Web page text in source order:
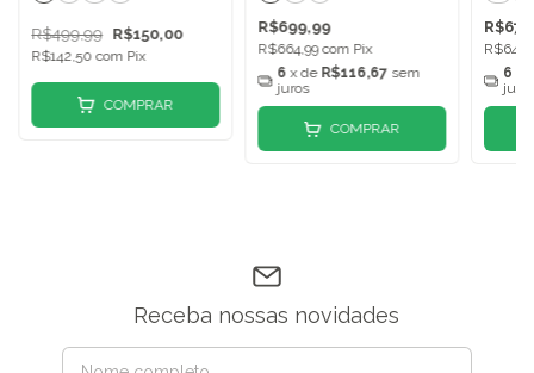
R$499,99 R$150,00
R$142,50 com Pix
COMPRAR
R$699,99
R$664,99com Pix
6 x de R$116,67 sem
juros
COMPRAR
6
Receba nossas novidades